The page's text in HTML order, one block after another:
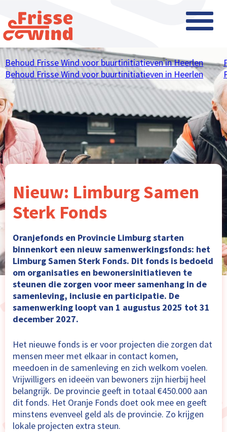
Behoud Frisse Wind voor buurtinitiatieven in Heerlen
Behoud Frisse Wind voor buurtinitiatieven in Heerlen
Nieuw: Limburg Samen
Sterk Fonds
Oranjefonds en Provincie Limburg starten
binnenkort een nieuw samenwerkingsfonds: het
Limburg Samen Sterk Fonds. Dit fonds is bedoeld
om organisaties en bewonersinitiatieven te
steunen die zorgen voor meer samenhang in de
samenleving, inclusie en participatie. De
samenwerking loopt van 1 augustus 2025 tot 31
december 2027.
Het nieuwe fonds is er voor projecten die zorgen dat
mensen meer met elkaar in contact komen,
meedoen in de samenleving en zich welkom voelen.
Vrijwilligers en ideeën van bewoners zijn hierbij heel
belangrijk. De provincie geeft in totaal €450.000 aan
dit fonds. Het Oranje Fonds doet ook mee en geeft
minstens evenveel geld als de provincie. Zo krijgen
lokale projecten extra steun.